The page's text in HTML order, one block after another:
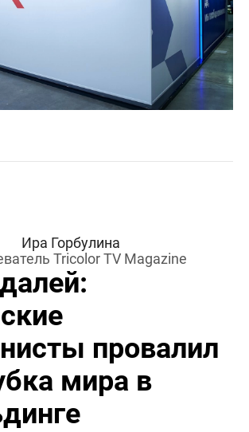
Ира Горбулина
Tricolor TV Magazine
провалил
мира в